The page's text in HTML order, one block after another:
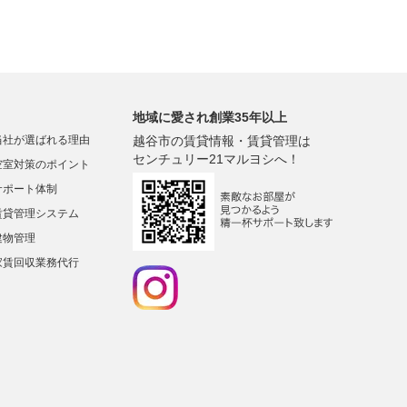
社が選ばれる理由
室対策のポイント
ポート体制
貸管理システム
物管理
賃回収業務代行
地域に愛され創業35年以上
越谷市の賃貸情報・賃貸管理は
センチュリー21マルヨシへ！